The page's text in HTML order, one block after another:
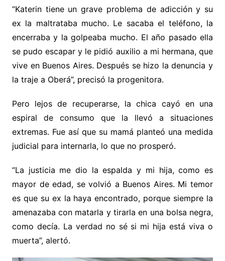
“Katerin tiene un grave problema de adicción y su
ex la maltrataba mucho. Le sacaba el teléfono, la
encerraba y la golpeaba mucho. El año pasado ella
se pudo escapar y le pidió auxilio a mi hermana, que
vive en Buenos Aires. Después se hizo la denuncia y
la traje a Oberá”, precisó la progenitora.
Pero lejos de recuperarse, la chica cayó en una
espiral de consumo que la llevó a situaciones
extremas. Fue así que su mamá planteó una medida
judicial para internarla, lo que no prosperó.
“La justicia me dio la espalda y mi hija, como es
mayor de edad, se volvió a Buenos Aires. Mi temor
es que su ex la haya encontrado, porque siempre la
amenazaba con matarla y tirarla en una bolsa negra,
como decía. La verdad no sé si mi hija está viva o
muerta”, alertó.